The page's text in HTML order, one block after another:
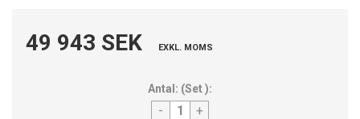
49 943 SEK EXKL. MOMS
Antal: (Set):
- +